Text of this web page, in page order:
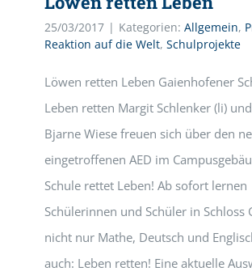
25/03/2017 | Kategorien: Allgemein,
Reaktion auf die Welt, Schulprojekte
Löwen retten Leben Gaienhofener
Leben retten Margit Schlenker (li)
Bjarne Wiese freuen sich über den
eingetroffenen AED im
Schule rettet Leben! Ab sofort lernen
Schülerinnen und Schüler in Schloss
nicht nur Mathe, Deutsch und
auch: Leben retten! Eine aktuelle